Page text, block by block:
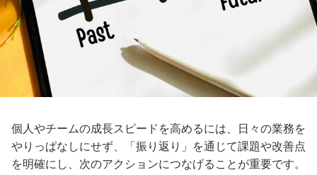
個人やチームの成長スピードを高めるには、日々の業務を
やりっぱなしにせず、「振り返り」を通じて課題や改善点
を明確にし、次のアクションにつなげることが重要です。